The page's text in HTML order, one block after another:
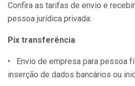
Confira as tarifas de envio e
pessoa jurídica privada:
Pix transferência
• Envio de empresa para pessoa
inserção de dados bancários ou